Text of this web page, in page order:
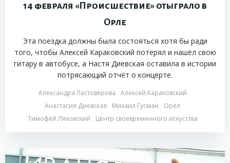
14 февраля «Происшествие» отыграло в
Орле
Эта поездка должны была состояться хотя бы ради
того, чтобы Алексей Караковский потерял и нашёл свою
гитару в автобусе, а Настя Диевская оставила в истории
потрясающий отчёт о концерте.
Александра Ластоверова
Алексей Караковский
Анастасия Диевская
Михаил Гусман
Орёл
Тимофей Ляховский
Центр своевременного искусства